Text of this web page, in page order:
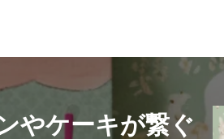
やケーキが繋ぐ